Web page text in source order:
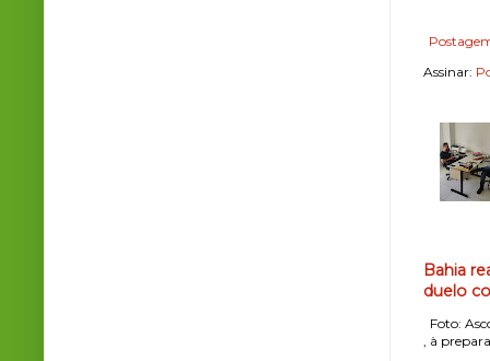
Assinar:
Bahia
duelo
Foto:
, à